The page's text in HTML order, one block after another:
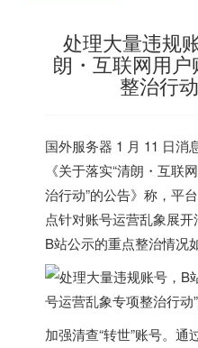
处理大量违规
朗・互联网用
整治行
国外服务器 1 月 11 日消
《关于落实“清朗・互联
治行动”的公告》称，平
点针对账号运营乱象展开
B站公示的重点整治情况
加强清查“转世”账号。通